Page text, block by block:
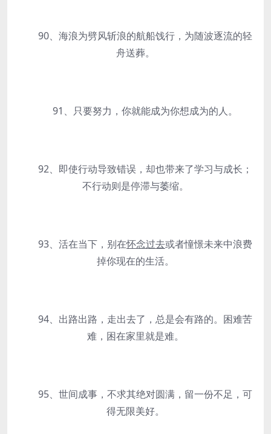
90、海浪为劈风斩浪的航船饯行，为随波逐流的轻
舟送葬。
91、只要努力，你就能成为你想成为的人。
92、即使行动导致错误，却也带来了学习与成长；
不行动则是停滞与萎缩。
93、活在当下，别在怀念过去或者憧憬未来中浪费
掉你现在的生活。
94、出路出路，走出去了，总是会有路的。困难苦
难，困在家里就是难。
95、世间成事，不求其绝对圆满，留一份不足，可
得无限美好。